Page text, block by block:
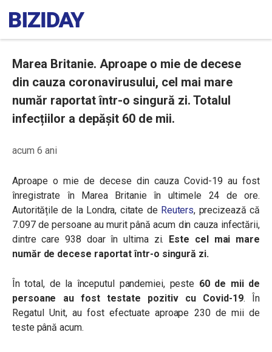
Marea Britanie. Aproape o mie de decese
din cauza coronavirusului, cel mai mare
număr raportat într-o singură zi. Totalul
infecțiilor a depășit 60 de mii.
acum 6 ani
Aproape o mie de decese din cauza Covid-19 au fost
înregistrate în Marea Britanie în ultimele 24 de ore.
Autoritățile de la Londra, citate de Reuters, precizează că
7.097 de persoane au murit până acum din cauza infectării,
dintre care 938 doar în ultima zi. Este cel mai mare
număr de decese raportat într-o singură zi.
În total, de la începutul pandemiei, peste 60 de mii de
persoane au fost testate pozitiv cu Covid-19. În
Regatul Unit, au fost efectuate aproape 230 de mii de
teste până acum.